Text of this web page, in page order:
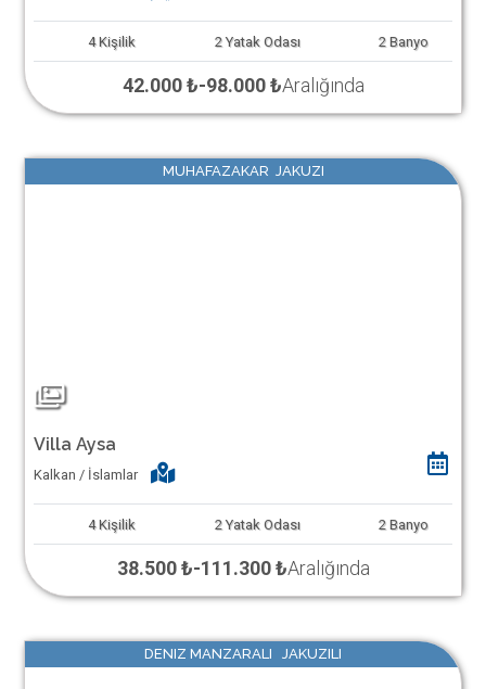
4 Kişilik 2 Yatak Odası 2 Banyo
42.000 ₺-98.000 ₺Aralığında
MUHAFAZAKAR JAKUZI
Villa Aysa
Kalkan / İslamlar
4 Kişilik 2 Yatak Odası 2 Banyo
38.500 ₺-111.300 ₺Aralığında
DENIZ MANZARALI JAKUZILI